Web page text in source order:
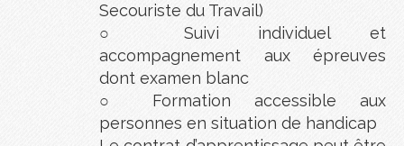
Secouriste du Travail)
○ Suivi individuel et
accompagnement aux épreuves
dont examen blanc
○ Formation accessible aux
personnes en situation de handicap